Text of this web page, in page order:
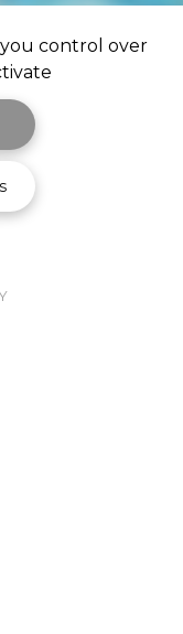
you control over